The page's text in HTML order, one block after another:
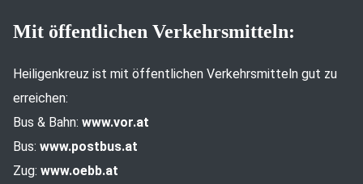
Mit öffentlichen Verkehrsmitteln:
Heiligenkreuz ist mit öffentlichen Verkehrsmitteln gut zu
erreichen:
Bus & Bahn: www.vor.at
Bus: www.postbus.at
Zug: www.oebb.at